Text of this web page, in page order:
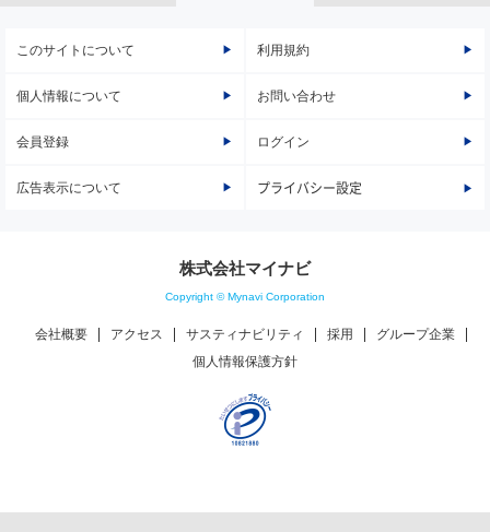
このサイトについて 利用規約
個人情報について お問い合わせ
会員登録 ログイン
広告表示について プライバシー設定
株式会社マイナビ
Copyright © Mynavi Corporation
会社概要 アクセス サスティナビリティ 採用
グループ企業
個人情報保護方針